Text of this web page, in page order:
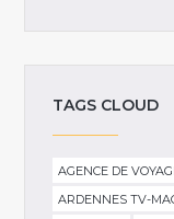
TAGS CLOUD
AGENCE DE
ARDENNES TV-